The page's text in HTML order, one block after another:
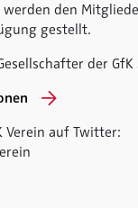
den
gestellt.
der GfK
Verein auf Twitter: